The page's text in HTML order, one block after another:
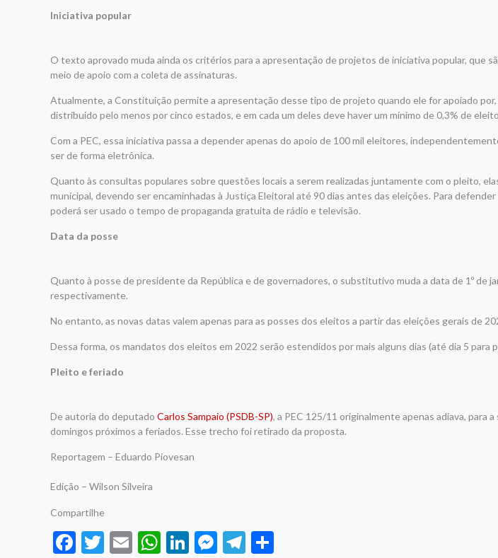
Iniciativa popular
O texto aprovado muda ainda os critérios para a apresentação de projetos de iniciativa popular, que
meio de apoio com a coleta de assinaturas.
Atualmente, a Constituição permite a apresentação desse tipo de projeto quando ele for apoiado
distribuído pelo menos por cinco estados, e em cada um deles deve haver um mínimo de 0,3% de
Com a PEC, essa iniciativa passa a depender apenas do apoio de 100 mil eleitores,
ser de forma eletrônica.
Quanto às consultas populares sobre questões locais a serem realizadas juntamente com o pleito,
municipal, devendo ser encaminhadas à Justiça Eleitoral até 90 dias antes das eleições. Para
poderá ser usado o tempo de propaganda gratuita de rádio e televisão.
Data da posse
Quanto à posse de presidente da República e de governadores, o substitutivo muda a data de 1º de
respectivamente.
No entanto, as novas datas valem apenas para as posses dos eleitos a partir das eleições gerais de
Dessa forma, os mandatos dos eleitos em 2022 serão estendidos por mais alguns dias (até dia 5 para
Pleito e feriado
De autoria do deputadoCarlos Sampaio (PSDB-SP), a PEC 125/11 originalmente apenas adiava, para
domingos próximos a feriados. Esse trecho foi retirado da proposta.
Reportagem – Eduardo Piovesan
Edição – Wilson Silveira
Compartilhe
Facebook
Twitter
EmailWhatsApp
LinkedIn
Messenger
Telegram